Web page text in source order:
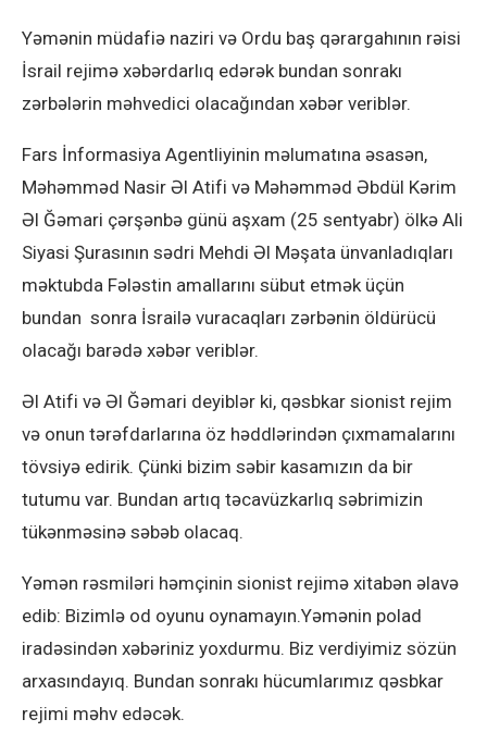
Yəmənin müdafiə naziri və Ordu baş qərargahının rəisi
İsrail rejimə xəbərdarlıq edərək bundan sonrakı
zərbələrin məhvedici olacağından xəbər veriblər.
Fars İnformasiya Agentliyinin məlumatına əsasən,
Məhəmməd Nasir Əl Atifi və Məhəmməd Əbdül Kərim
Əl Ğəmari çərşənbə günü aşxam (25 sentyabr) ölkə Ali
Siyasi Şurasının sədri Mehdi Əl Məşata ünvanladıqları
məktubda Fələstin amallarını sübut etmək üçün
bundan sonra İsrailə vuracaqları zərbənin öldürücü
olacağı barədə xəbər veriblər.
Əl Atifi və Əl Ğəmari deyiblər ki, qəsbkar sionist rejim
və onun tərəfdarlarına öz həddlərindən çıxmamalarını
tövsiyə edirik. Çünki bizim səbir kasamızın da bir
tutumu var. Bundan artıq təcavüzkarlıq səbrimizin
tükənməsinə səbəb olacaq.
Yəmən rəsmiləri həmçinin sionist rejimə xitabən əlavə
edib: Bizimlə od oyunu oynamayın.Yəmənin polad
iradəsindən xəbəriniz yoxdurmu. Biz verdiyimiz sözün
arxasındayıq. Bundan sonrakı hücumlarımız qəsbkar
rejimi məhv edəcək.